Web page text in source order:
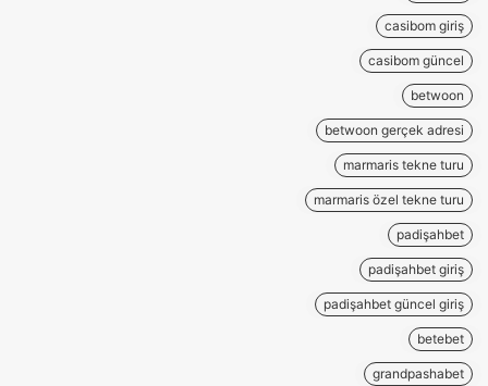
casibom giriş
casibom güncel
betwoon
betwoon gerçek adresi
marmaris tekne turu
marmaris özel tekne turu
padişahbet
padişahbet giriş
padişahbet güncel giriş
betebet
grandpashabet